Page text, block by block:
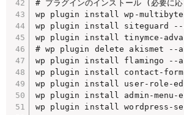
# プラグインのインストール (必要に
wp plugin install wp-
wp plugin install siteguard
wp plugin install tinymce-
# wp plugin delete akismet --
wp plugin install flamingo --
wp plugin install contact-
wp plugin install user-role-
wp plugin install admin-
wp plugin install wordpress-